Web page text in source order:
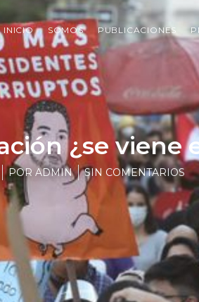
INICIO SOMOS PUBLICACIONES
¿se viene
POR ADMIN SIN COMENTARIOS